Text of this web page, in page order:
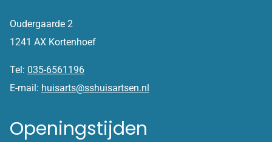
Oudergaarde 2
1241 AX Kortenhoef
Tel: 035-6561196
E-mail: huisarts@sshuisartsen.nl
Openingstijden